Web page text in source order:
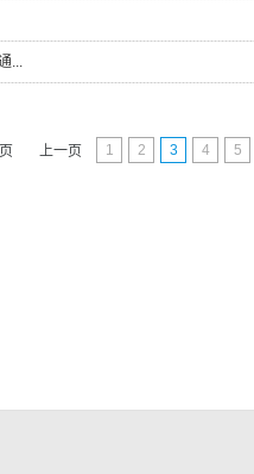
...
上一页 1 2 3 4 5